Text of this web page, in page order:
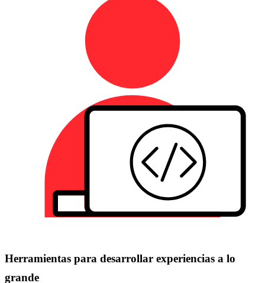
Herramientas para desarrollar experiencias a lo
grande